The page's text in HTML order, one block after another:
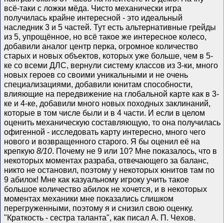
всё-таки с ложки мёда. Чисто механически игра
получилась крайне интересной - это идеальный
наследник 3 и 5 частей. Тут есть альтернативные грейды
из 5, упрощённое, но всё такое же интересное колесо,
добавили аналог центр перка, огромное количество
старых и новых объектов, которых уже больше, чем в 5-
ке со всеми ДЛС, вернули систему классов из 3-ки, много
новых героев со своими уникальными и не очень
специализациями, добавили юнитам способности,
влияющие на передвижение на глобальной карте как в 3-
ке и 4-ке, добавили много новых походных заклинаний,
которые в том числе были и в 4 части. И если в целом
оценить механическую составляющую, то она получилась
офигенной - исследовать карту интересно, много чего
нового и возвращенного старого. Я бы оценил её на
крепкую8/10. Почему не 9 или 10? Мне показалось, что в
некоторых моментах разраба, отвечающего за баланс,
никто не остановил, поэтому у некоторых юнитов там по
9 абилок! Мне как казуальному игроку учить такое
большое количество абилок не хочется, и в некоторых
моментах механики мне показались слишком
перегруженными, поэтому я и снизил свою оценку.
"Краткость - сестра таланта", как писал А. П. Чехов.